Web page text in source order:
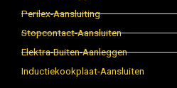
Perilex-Aansluiting
Stopcontact-Aansluiten
Elektra-Buiten-Aanleggen
Inductiekookplaat-Aansluiten